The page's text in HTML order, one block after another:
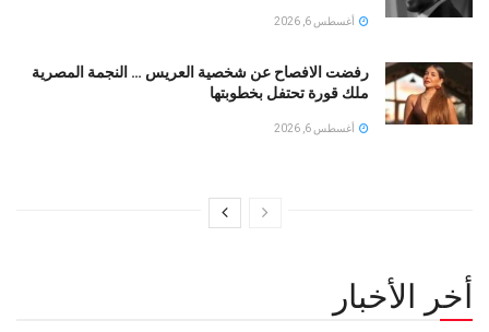
أغسطس 6, 2026
رفضت الافصاح عن شخصية العريس … النجمة المصرية
ملك قورة تحتفل بخطوبتها
أغسطس 6, 2026
أخر الأخبار